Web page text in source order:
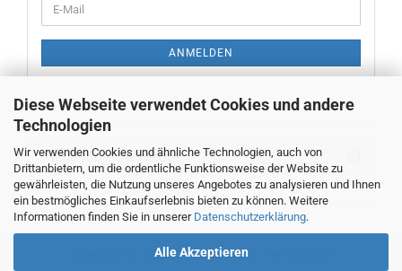
Diese Webseite verwendet Cookies und andere
Technologien
Wir verwenden Cookies und ähnliche Technologien, auch von
Drittanbietern, um die ordentliche Funktionsweise der Website zu
gewährleisten, die Nutzung unseres Angebotes zu analysieren und Ihnen
ein bestmögliches Einkaufserlebnis bieten zu können. Weitere
Informationen finden Sie in unserer Datenschutzerklärung.
Alle Akzeptieren
ZUR
E-
Mail
ANMELDEN
Neue Messwerkzeuge
TEL. 00493382707470